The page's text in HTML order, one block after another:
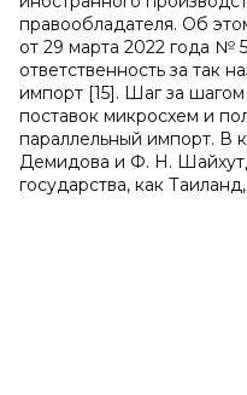
правообладателя. Об
от 29 марта 2022 года №
ответственность за так
импорт [15]. Шаг за шагом
поставок микросхем и
параллельный импорт. В
Демидова и Ф. Н.
государства, как